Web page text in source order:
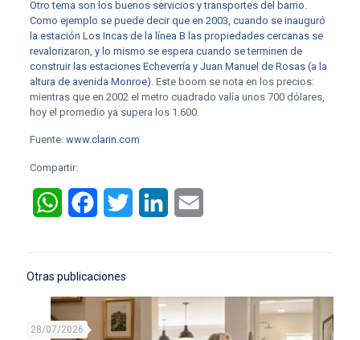
Otro tema son los buenos servicios y transportes del barrio.
Como ejemplo se puede decir que en 2003, cuando se inauguró
la estación Los Incas de la línea B las propiedades cercanas se
revalorizaron, y lo mismo se espera cuando se terminen de
construir las estaciones Echeverría y Juan Manuel de Rosas (a la
altura de avenida Monroe). Este boom se nota en los precios:
mientras que en 2002 el metro cuadrado valía unos 700 dólares,
hoy el promedio ya supera los 1.600.
Fuente: www.clarin.com
Compartir:
WhatsAppFacebookTwitter LinkedIn
Otras publicaciones
28/07/2026